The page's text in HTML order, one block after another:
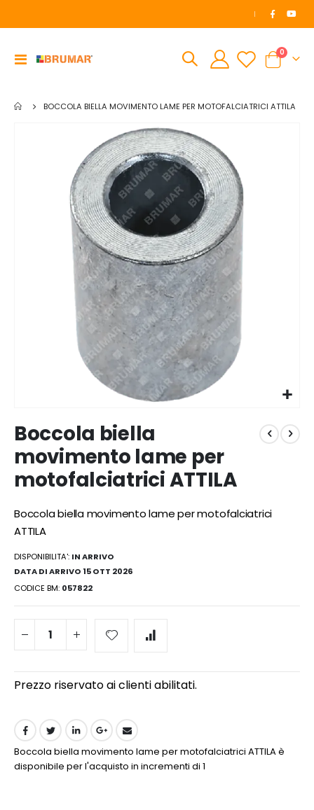
|
Toggle
Cart
0
BOCCOLA BIELLA MOVIMENTO LAME PER MOTOFALCIATRICI ATTILA
all'inizio
della
galleria
di
immagini
Boccola biella
movimento lame per
motofalciatrici ATTILA
Boccola biella movimento lame per motofalciatrici
ATTILA
DISPONIBILITA': IN ARRIVO
DATA DI ARRIVO 15 OTT 2026
CODICE BM 057822
Prezzo riservato ai clienti abilitati.
Boccola biella movimento lame per motofalciatrici ATTILA è
disponibile per l'acquisto in incrementi di 1